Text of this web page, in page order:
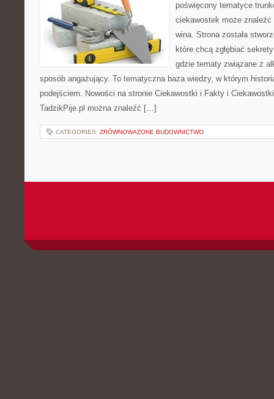
poświęcony tematyce
ciekawostek może
wina. Strona została
które chcą zgłębiać
gdzie tematy związane z
sposób angażujący. To tematyczna baza wiedzy, w którym
podejściem. Nowości na stronie Ciekawostki i Fakty i
TadzikPije.pl można znaleźć […]
CATEGORIES: ZRÓWNOWAŻONE BUDOWNICTWO